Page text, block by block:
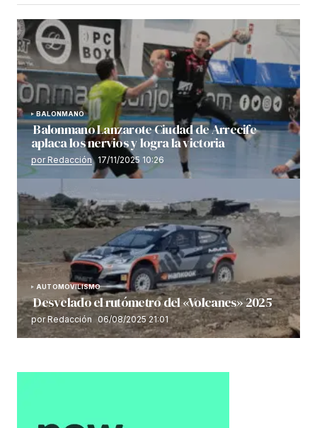
BALONMANO
Balonmano Lanzarote Ciudad de Arrecife
aplaca los nervios y logra la victoria
por Redacción 17/11/2025 10:26
AUTOMOVILISMO
Desvelado el rutómetro del «Volcanes» 2025
por Redacción 06/08/2025 21:01